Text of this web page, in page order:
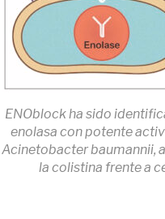
ENOblock ha sido
enolasa con potente
Acinetobacter baumannii,
la colistina frente a